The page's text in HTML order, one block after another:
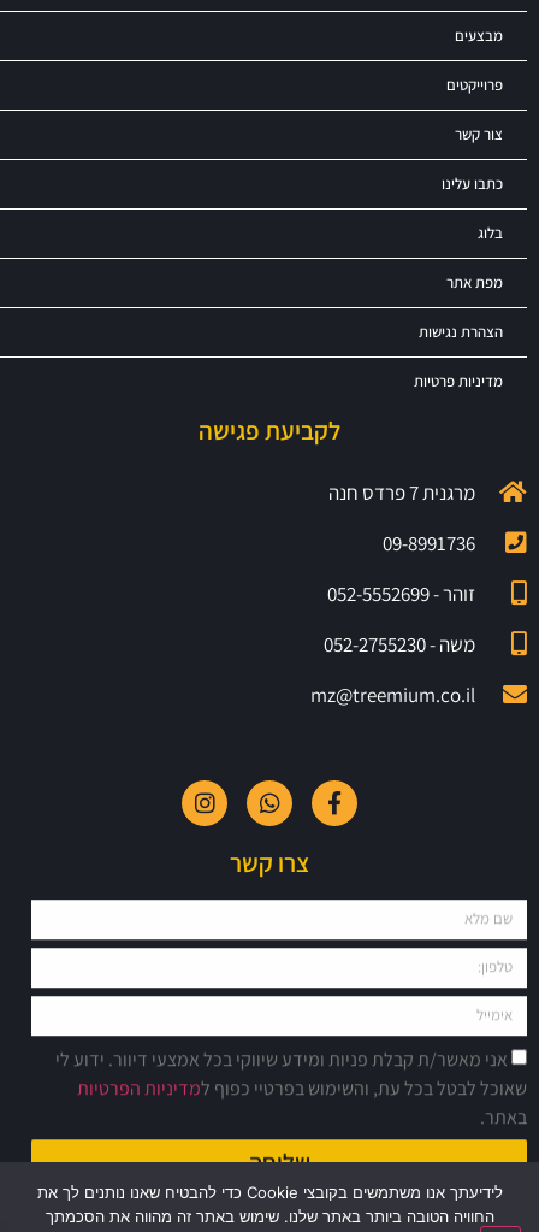
מבצעים
פרוייקטים
צור קשר
כתבו עלינו
בלוג
מפת אתר
הצהרת נגישות
מדיניות פרטיות
לקביעת פגישה
מרגנית 7 פרדס חנה
09-8991736
זוהר - 052-5552699
משה - 052-2755230
mz@treemium.co.il
צרו קשר
אני מאשר/ת קבלת פניות ומידע שיווקי בכל אמצעי דיוור. ידוע לי
שאוכל לבטל בכל עת, והשימוש בפרטיי כפוף למדיניות הפרטיות
באתר.
שליחה
לידיעתך אנו משתמשים בקובצי Cookie כדי להבטיח שאנו נותנים לך את
החוויה הטובה ביותר באתר שלנו. שימוש באתר זה מהווה את הסכמתך